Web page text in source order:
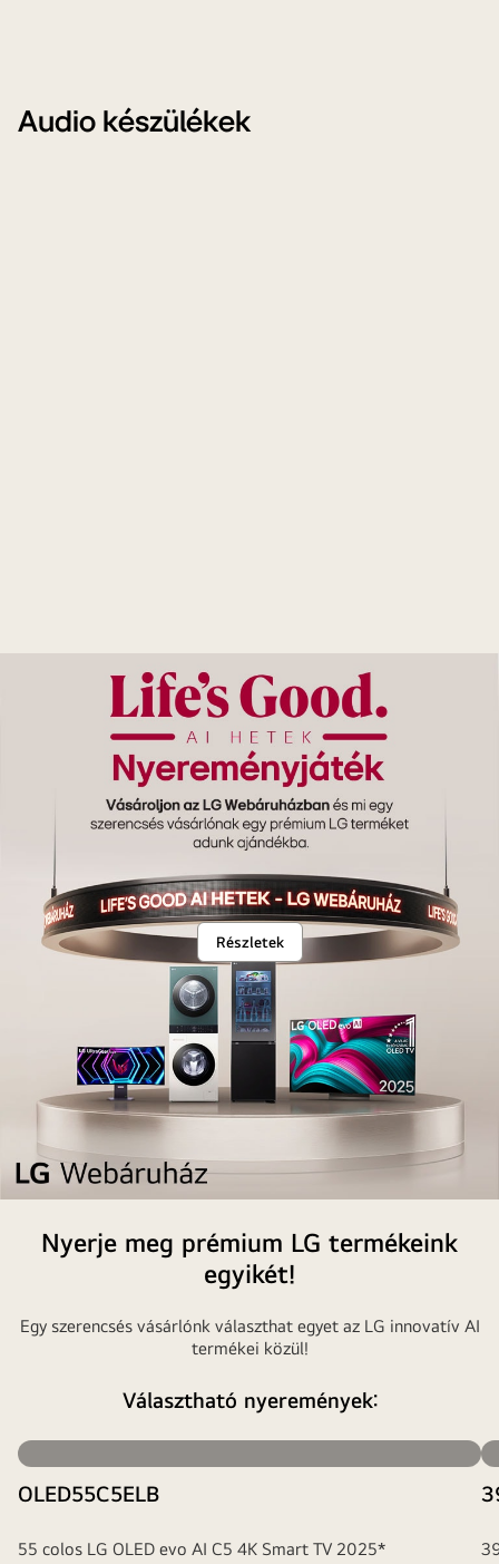
Audio készülékek
Részletek
Nyerje meg prémium LG termékeink
egyikét!
Egy szerencsés vásárlónk választhat egyet az LG innovatív AI
termékei közül!
Választható nyeremények:
OLED55C5ELB
55 colos LG OLED evo AI C5 4K Smart TV 2025*